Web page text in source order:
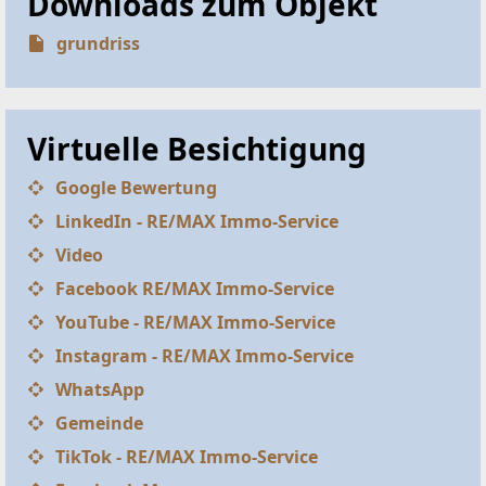
grundriss
Virtuelle Besichtigung
Google Bewertung
LinkedIn - RE/MAX Immo-Service
Video
Facebook RE/MAX Immo-Service
YouTube - RE/MAX Immo-Service
Instagram - RE/MAX Immo-Service
WhatsApp
Gemeinde
TikTok - RE/MAX Immo-Service